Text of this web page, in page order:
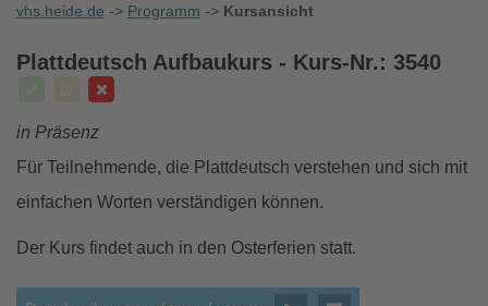
vhs.heide.de -> Programm -> Kursansicht
Plattdeutsch Aufbaukurs - Kurs-Nr.: 3540
in Präsenz
Für Teilnehmende, die Plattdeutsch verstehen und sich mit
einfachen Worten verständigen können.
Der Kurs findet auch in den Osterferien statt.